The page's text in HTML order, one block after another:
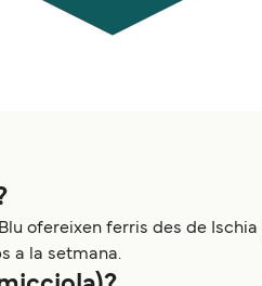
ofereixen ferris des de
a la setmana.